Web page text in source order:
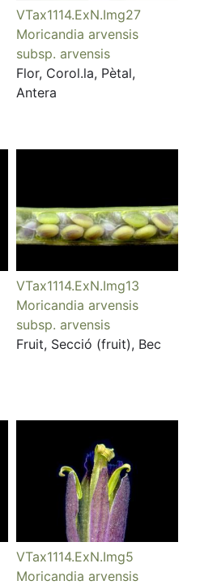
VTax1114.ExN.Img27
Moricandia arvensis
subsp. arvensis
Flor, Corol.la, Pètal,
Antera
VTax1114.ExN.Img13
Moricandia arvensis
subsp. arvensis
Fruit, Secció (fruit), Bec
VTax1114.ExN.Img5
Moricandia arvensis